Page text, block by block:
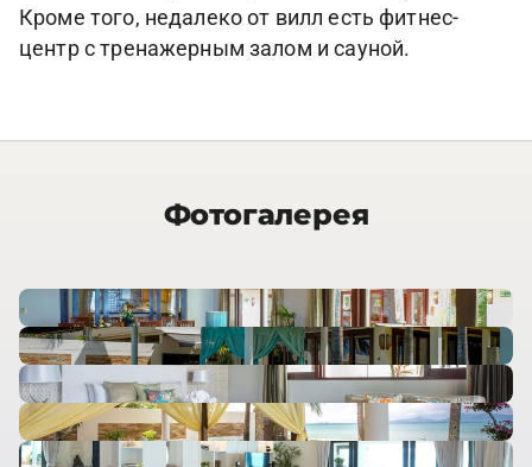
Кроме того, недалеко от вилл есть фитнес-
центр с тренажерным залом и сауной.
Фотогалерея